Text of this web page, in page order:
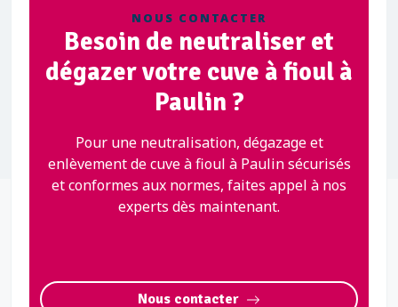
NOUS CONTACTER
Besoin de neutraliser et
dégazer votre cuve à fioul à
Paulin ?
Pour une neutralisation, dégazage et
enlèvement de cuve à fioul à Paulin sécurisés
et conformes aux normes, faites appel à nos
experts dès maintenant.
Nous contacter